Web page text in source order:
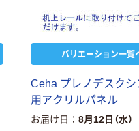
バリエーション一覧へ
Ceha プレノデスクシ
用アクリルパネル
お届け日 8月12日（水）